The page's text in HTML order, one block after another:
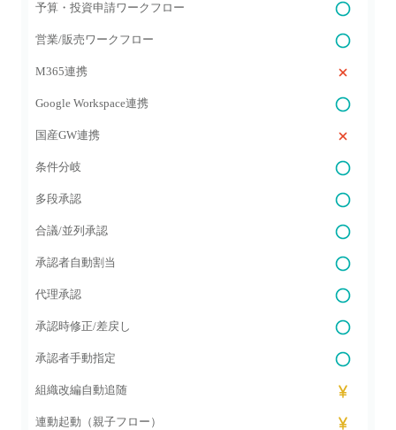
予算・投資申請ワークフロー
営業/販売ワークフロー
M365連携
Google Workspace連携
国産GW連携
条件分岐
多段承認
合議/並列承認
承認者自動割当
代理承認
承認時修正/差戻し
承認者手動指定
組織改編自動追随
連動起動（親子フロー）